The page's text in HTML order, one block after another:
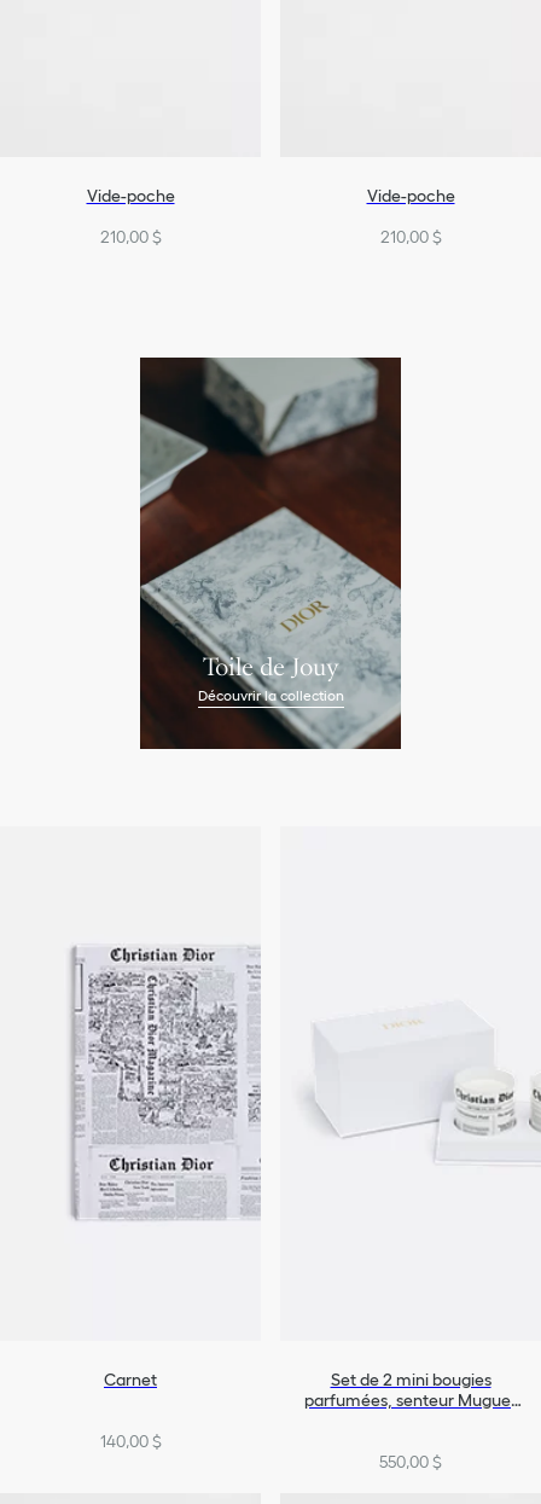
Vide-poche
210,00 $
Vide-poche
210,00 $
Toile de Jouy
Découvrir la collection
Carnet
140,00 $
Set de 2 mini bougies
parfumées, senteur Muguet
550,00 $